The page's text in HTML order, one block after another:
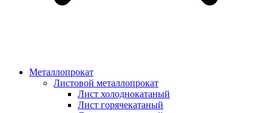
Металлопрокат
Листовой металлопрокат
Лист холоднокатаный
Лист горячекатаный